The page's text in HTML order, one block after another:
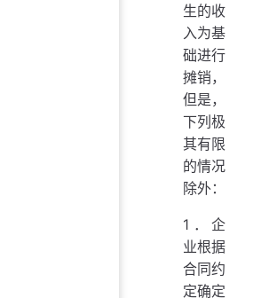
生的收
入为基
础进行
摊销，
但是，
下列极
其有限
的情况
除外：
1．企
业根据
合同约
定确定